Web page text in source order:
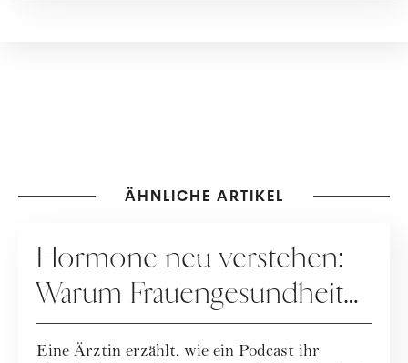
ÄHNLICHE ARTIKEL
Hormone neu verstehen:
Warum Frauengesundheit
heute neu gedacht wird
Eine Ärztin erzählt, wie ein Podcast ihr